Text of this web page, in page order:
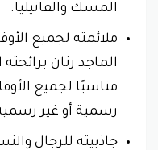
المسك والفانيليا.
ملائمته لجميع
الماجد رنان
مناسبًا لجميع
رسمية أو غير
جاذبيته للرجال